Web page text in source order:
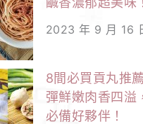
2023 年 9 月 16
8間必買貢丸推
彈鮮嫩肉香四溢
必備好夥伴！